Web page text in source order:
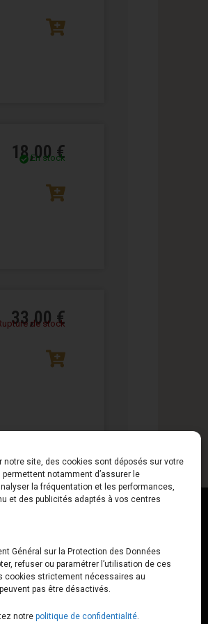
notre site, des cookies sont déposés sur votre
notamment d’assurer le
la fréquentation et les performances,
et des publicités adaptés à vos centres
Général sur la Protection des Données
refuser ou paramétrer l’utilisation de ces
cookies strictement nécessaires au
pas être désactivés.
notre politique de confidentialité.
18,00€
En stock
33,00€
de stock
Du Lundi au Vendredi
10h00 – 12h30 // 14h00 –
19h00
Le Samedi